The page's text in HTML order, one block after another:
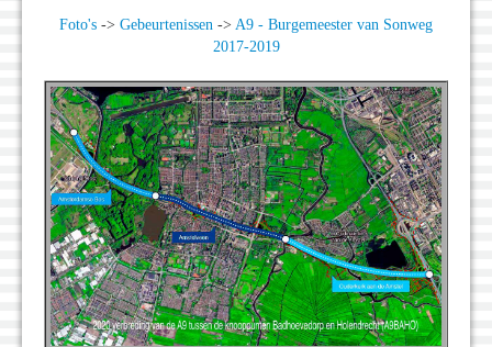
Foto's -> Gebeurtenissen -> A9 - Burgemeester van Sonweg
2017-2019